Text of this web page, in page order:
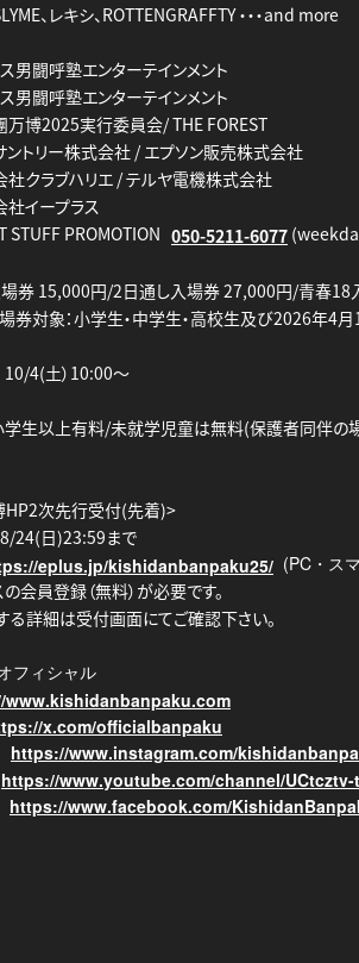
、レキシ、ROTTENGRAFFTY ・・・and more
ス男闘呼塾エンターテインメント
男闘呼塾エンターテインメント
万博2025実行委員会/ THE FOREST
ントリー株式会社 / エプソン販売株式会社
社クラブハリエ / テルヤ電機株式会社
社イープラス
STUFF PROMOTION 050-5211-6077
場券 15,000円/2日通し入場券 27,000円/青春18
券対象：小学生・中学生・高校生及び2026年4
4(土）10:00～
生以上有料/未就学児童は無料(保護者同伴の場
HP2次先行受付(先着)>
24(日)23:59まで
eplus.jp/kishidanbanpaku25/ (PC ・ス
会員登録（無料）が必要です。
詳細は受付画面にてご確認下さい。
フィシャル
www.kishidanbanpaku.com
x.com/officialbanpaku
https://www.instagram.com/
https://www.youtube.com/channel/UCtcztv-
https://www.facebook.com/